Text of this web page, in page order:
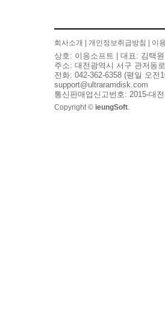
회사소개 개인정보취급방침 이
상호: 이응소프트 | 대표: 김택
주소: 대전광역시 서구 관저동
전화: 042-362-6358 (평일 오전
support@ultraramdisk.com
통신판매업신고번호: 2015-대
Copyright © ieungSoft.